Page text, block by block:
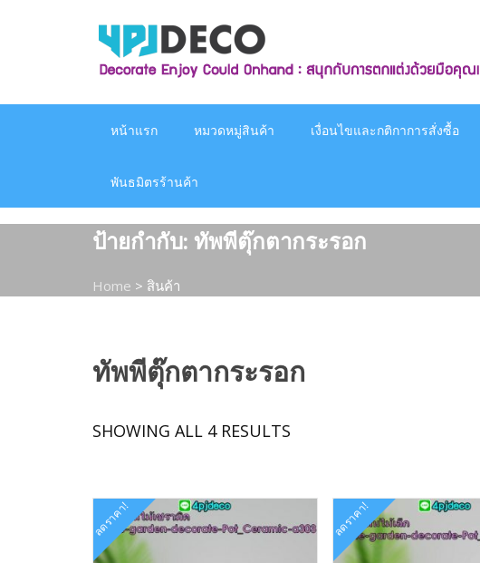
หน้าแรก หมวดหมู่สินค้า เงื่อนไขและกติกาการสั่งซื้อ
พันธมิตรร้านค้า
ป้ายกำกับ: ทัพพีตุ๊กตากระรอก
Home > สินค้า
ทัพพีตุ๊กตากระรอก
SHOWING ALL 4 RESULTS
ลดราคา! ลดราคา!